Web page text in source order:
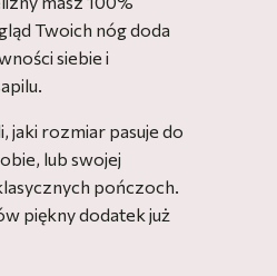
Twoich nóg doda
siebie i
jaki rozmiar pasuje do
lub swojej
pończoch.
piękny dodatek już